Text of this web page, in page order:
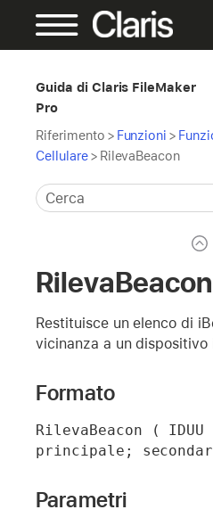
Guida di Claris FileMaker
Pro
Riferimento > Funzioni >
Cellulare> RilevaBeacon
RilevaBeacon
Restituisce un elenco di
vicinanza a un dispositivo
Formato
RilevaBeacon (
principale;
Parametri